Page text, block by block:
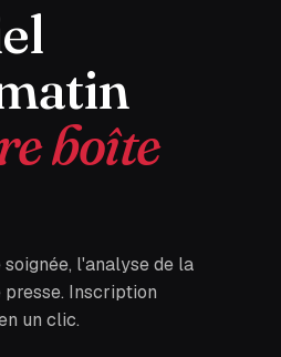
boîte
l'analyse de la
Inscription
un clic.